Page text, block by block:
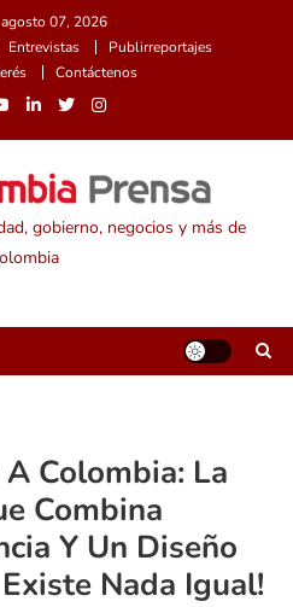
07, 2026
Entrevistas
Publirreportajes
Contáctenos
gobierno, negocios y más de
Colombia: La
Combina
Y Un Diseño
Nada Igual!